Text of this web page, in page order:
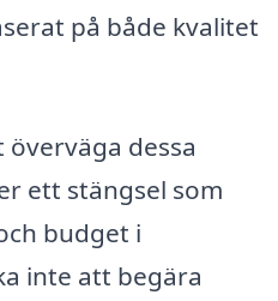
på både kvalitet
dessa
ett stängsel som
budget i
inte att begära